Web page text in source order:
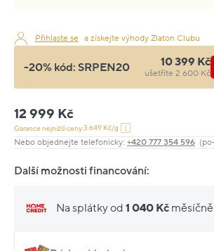
Přihlaste se a získejte výhody Zlaton Clubu
-20% kód: SRPEN20 10 399 Kč
ušetříte 2 600 Kč
12 999 Kč
Garance nejnižší ceny:3 649 Kč/g
Nebo objednejte telefonicky: +420 777 354 596
Další možnosti financování:
Na splátky od 1 040 Kč měsíčně